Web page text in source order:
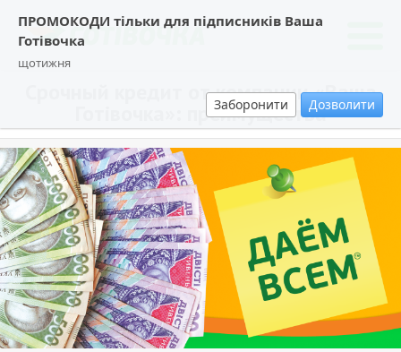
ПРОМОКОДИ тільки для підписників Ваша
Готівочка
щотижня
Заборонити Дозволити
Срочный кредит от компании «Ваша
Готівочка»: преимущества